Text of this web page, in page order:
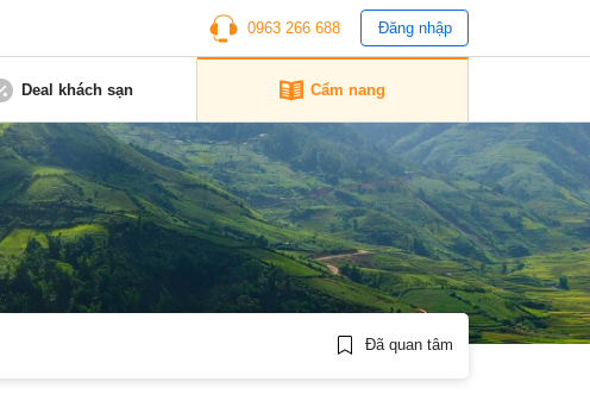
0963 266 688 Đăng nhập
Deal khách sạn Cẩm nang
Đã quan tâm